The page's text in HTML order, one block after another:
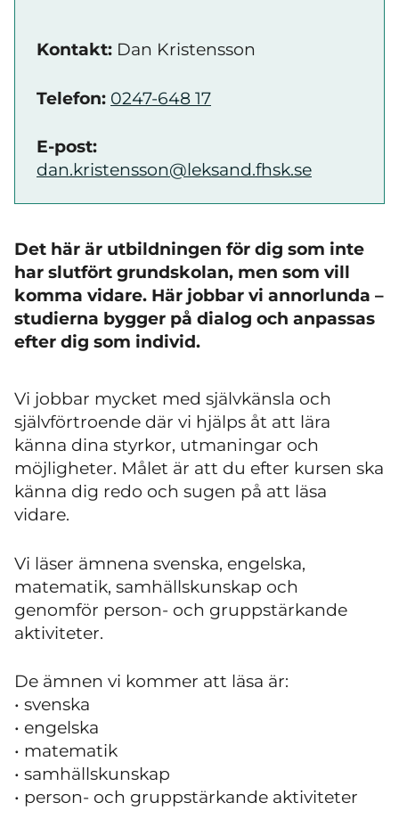
Kontakt: Dan Kristensson
Telefon: 0247-648 17
E-post:
dan.kristensson@leksand.fhsk.se
Det här är utbildningen för dig som inte
har slutfört grundskolan, men som vill
komma vidare. Här jobbar vi annorlunda –
studierna bygger på dialog och anpassas
efter dig som individ.
Vi jobbar mycket med självkänsla och
självförtroende där vi hjälps åt att lära
känna dina styrkor, utmaningar och
möjligheter. Målet är att du efter kursen ska
känna dig redo och sugen på att läsa
vidare.
Vi läser ämnena svenska, engelska,
matematik, samhällskunskap och
genomför person- och gruppstärkande
aktiviteter.
De ämnen vi kommer att läsa är:
• svenska
• engelska
• matematik
• samhällskunskap
• person- och gruppstärkande aktiviteter